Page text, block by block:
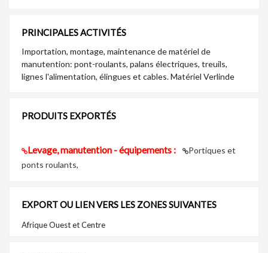
PRINCIPALES ACTIVITÉS
Importation, montage, maintenance de matériel de
manutention: pont-roulants, palans électriques, treuils,
lignes l'alimentation, élingues et cables. Matériel Verlinde
PRODUITS EXPORTÉS
Levage, manutention - équipements :
Portiques et
ponts roulants,
EXPORT OU LIEN VERS LES ZONES SUIVANTES
Afrique Ouest et Centre